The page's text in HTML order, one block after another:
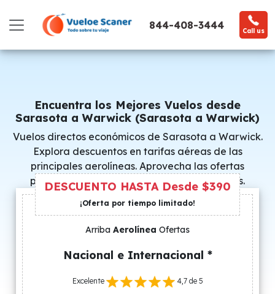
844-408-3444 Call us
Encuentra los Mejores Vuelos desde
Sarasota a Warwick (Sarasota a Warwick)
Vuelos directos económicos de Sarasota a Warwick.
Explora descuentos en tarifas aéreas de las
principales aerolíneas. Aprovecha las ofertas
promocionales y consigue precios especiales.
DESCUENTO HASTA Desde $390
¡Oferta por tiempo limitado!
Arriba Aerolínea Ofertas
Nacional e Internacional *
Excelente
4,7 de 5